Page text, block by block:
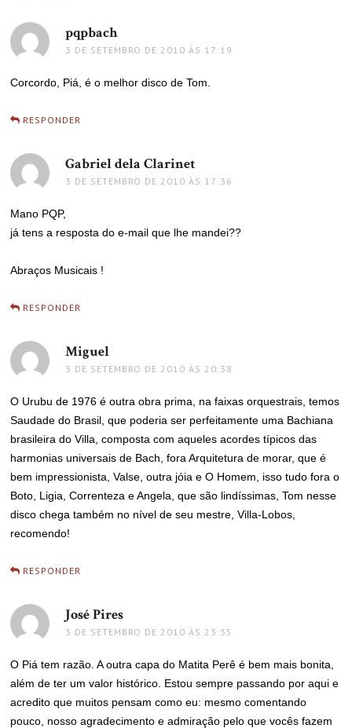
pqpbachdisse:
3 DE SETEMBRO DE 2010 ÀS 17:19
Corcordo, Piá, é o melhor disco de Tom.
RESPONDER
Gabriel dela Clarinet
3 DE SETEMBRO DE 2010 ÀS 17:36
Mano PQP,
já tens a resposta do e-mail que lhe mandei??
Abraços Musicais !
RESPONDER
Miguel
3 DE SETEMBRO DE 2010 ÀS 20:38
O Urubu de 1976 é outra obra prima, na faixas orquestrais, temos
Saudade do Brasil, que poderia ser perfeitamente uma Bachiana
brasileira do Villa, composta com aqueles acordes típicos das
harmonias universais de Bach, fora Arquitetura de morar, que é
bem impressionista, Valse, outra jóia e O Homem, isso tudo fora o
Boto, Ligia, Correnteza e Angela, que são lindíssimas, Tom nesse
disco chega também no nível de seu mestre, Villa-Lobos,
recomendo!
RESPONDER
José Pires
3 DE SETEMBRO DE 2010 ÀS 23:35
O Piá tem razão. A outra capa do Matita Perê é bem mais bonita,
além de ter um valor histórico. Estou sempre passando por aqui e
acredito que muitos pensam como eu: mesmo comentando
pouco, nosso agradecimento e admiração pelo que vocês fazem